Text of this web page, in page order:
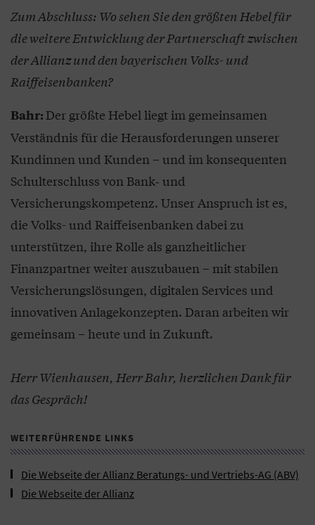
Zum Abschluss: Wo sehen Sie den größten Hebel für
die weitere Entwicklung der Partnerschaft zwischen
der Allianz und den bayerischen Volks- und
Raiffeisenbanken?
Bahr:Der größte Hebel liegt im gemeinsamen
Verständnis für die Herausforderungen unserer
Kundinnen und Kunden – und im konsequenten
Schulterschluss von Bank‑ und
Versicherungskompetenz. Unser Anspruch ist es,
die Volks- und Raiffeisenbanken dabei zu
unterstützen, ihre Rolle als ganzheitlicher
Finanzpartner weiter auszubauen – mit stabilen
Versicherungslösungen, digitalen Services und
innovativen Anlagekonzepten. Daran arbeiten wir
gemeinsam – heute und in Zukunft.
Herr Wienhausen, Herr Bahr, herzlichen Dank für
das Gespräch!
WEITERFÜHRENDE LINKS
Die Webseite der Allianz Beratungs- und Vertriebs-AG (ABV)
Die Webseite der Allianz